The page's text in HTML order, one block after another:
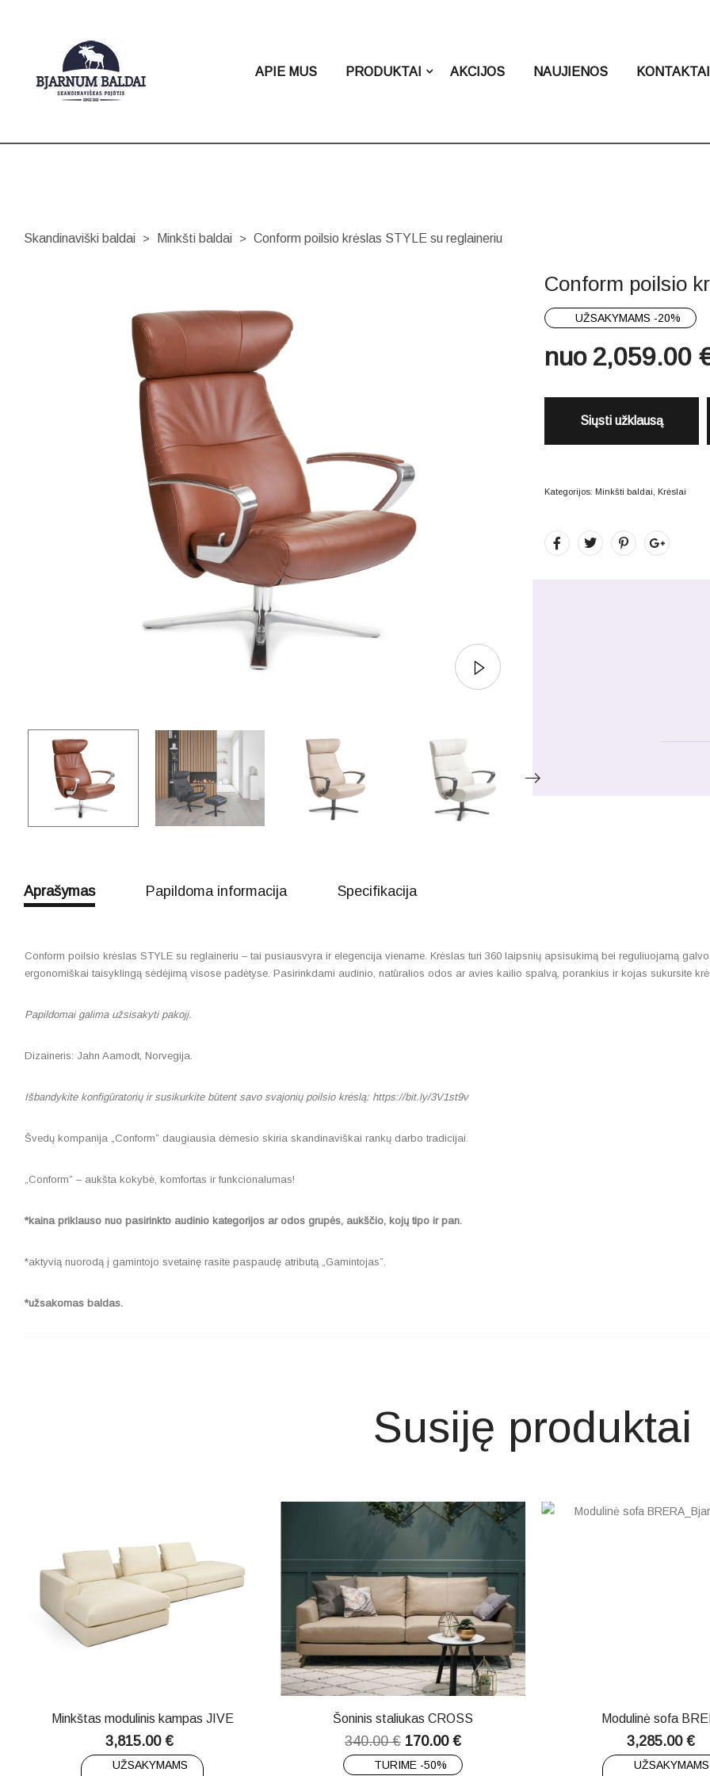
APIE MUS PRODUKTAI AKCIJOS NAUJIENOS KONTAKTAI
Skandinaviški baldai > Minkšti baldai > Conform poilsio krėslas STYLE su reglaineriu
Conform poilsio
UŽSAKYMAMS -20%
nuo 2,059.00
Siųsti užklausą
Kategorijos: Minkšti baldai Krėslai
Aprašymas Papildoma informacija Specifikacija
Conform poilsio krėslas STYLE su reglaineriu – tai pusiausvyra ir elegencija viename. Krėslas turi 360 laipsnių apsisukimą bei reguliuojamą
ergonomiškai taisyklingą sėdėjimą visose padėtyse. Pasirinkdami audinio, natūralios odos ar avies kailio spalvą, porankius ir kojas sukursite
Papildomai galima užsisakyti pakojį.
Dizaineris: Jahn Aamodt, Norvegija.
Išbandykite konfigūratorių ir susikurkite būtent savo svajonių poilsio krėslą: https://bit.ly/3V1st9v
Švedų kompanija „Conform” daugiausia dėmesio skiria skandinaviškai rankų darbo tradicijai.
„Conform” – aukšta kokybė, komfortas ir funkcionalumas!
*kaina priklauso nuo pasirinkto audinio kategorijos ar odos grupės, aukščio, kojų tipo ir pan.
*aktyvią nuorodą į gamintojo svetainę rasite paspaudę atributą „Gamintojas”.
*užsakomas baldas.
Susiję produktai
Minkštas modulinis kampas JIVE
3,815.00 €
UŽSAKYMAMS
Šoninis staliukas CROSS
340.00€ 170.00 €
TURIME -50%
Modulinė sofa
3,285.00 €
UŽSAKYMAMS